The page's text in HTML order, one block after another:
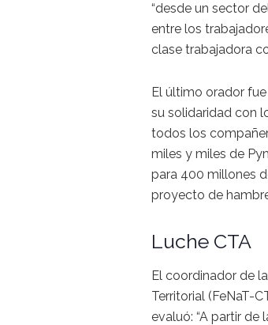
“desde un sector
entre los
clase trabajadora
El último orador fue
su solidaridad con
todos los
miles y miles de
para 400 millones
proyecto de
Luche CTA
El coordinador de
Territorial (FeNaT-
evaluó: “A partir de